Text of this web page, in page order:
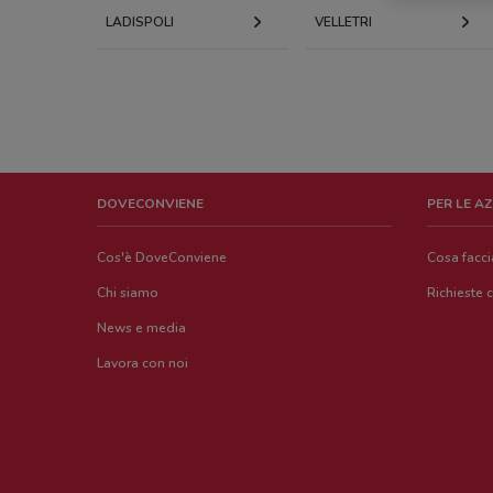
LADISPOLI VELLETRI
DOVECONVIENE
Cos'è DoveConviene
Chi siamo
News e media
Lavora con noi
PER LE
Cosa
Richieste